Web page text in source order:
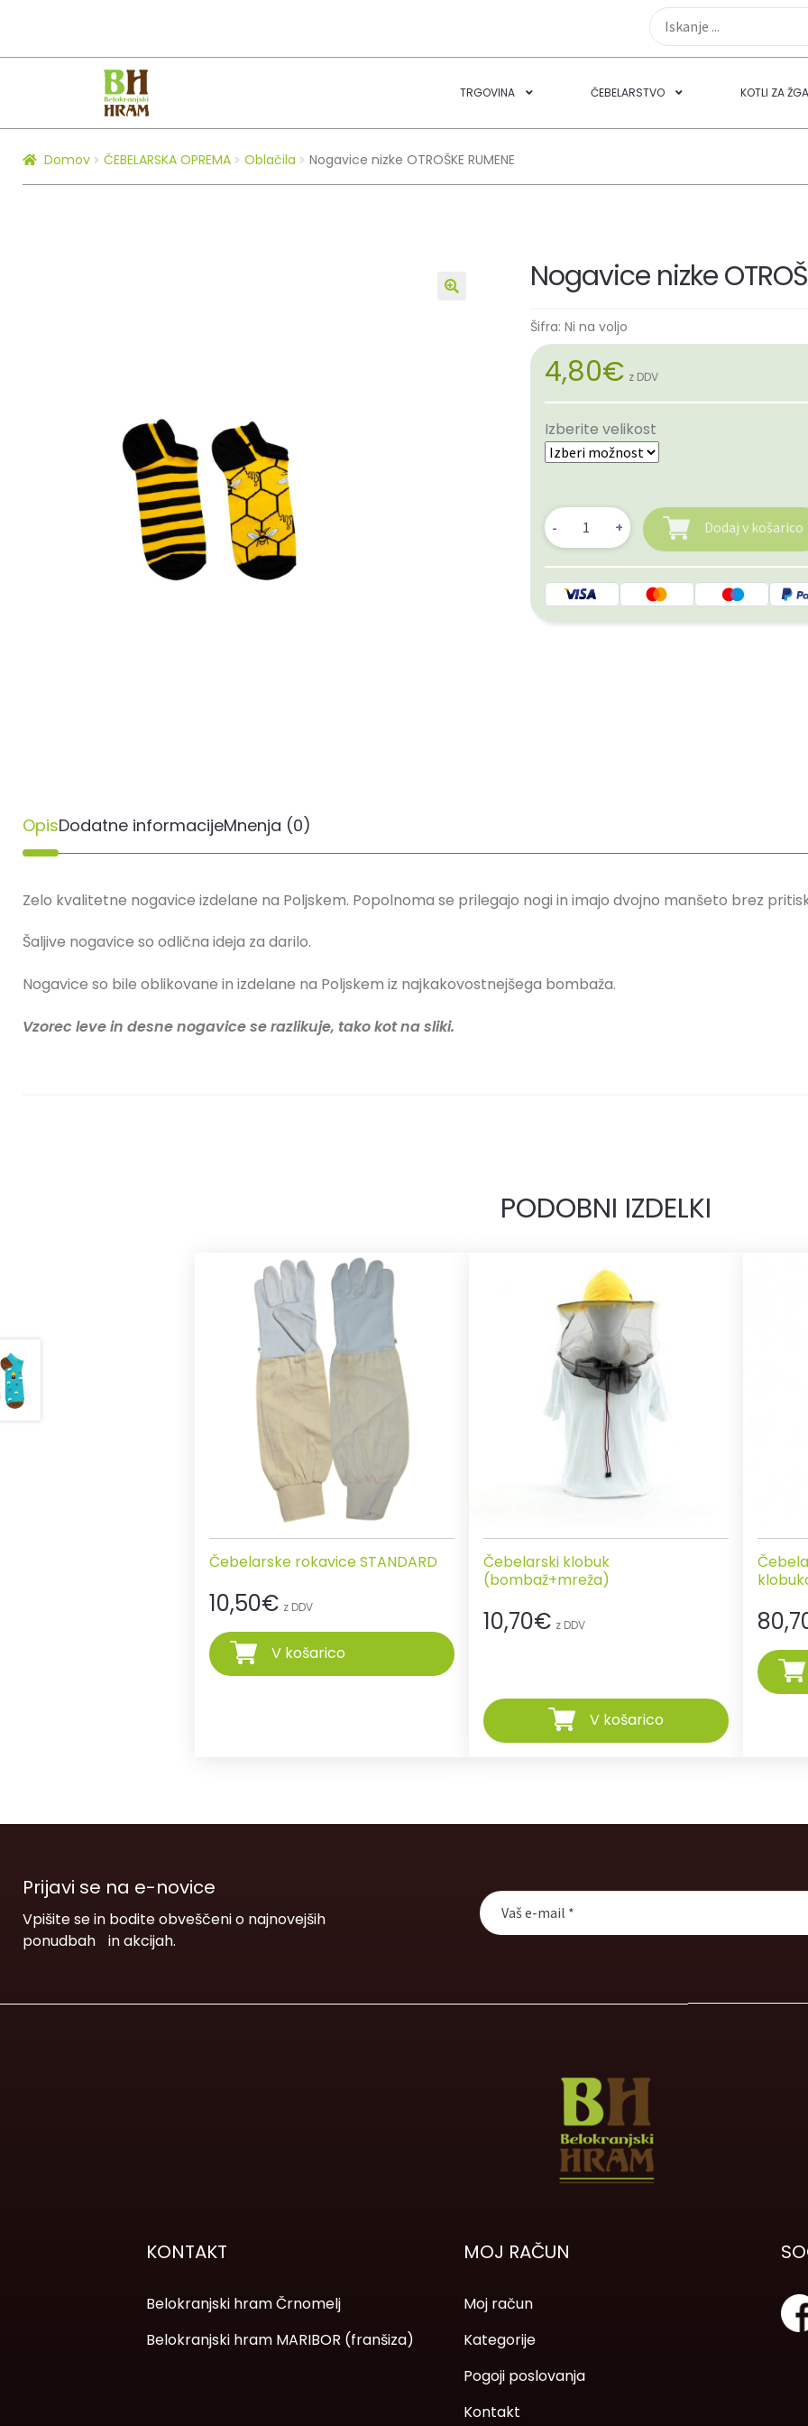
navigation
content
TRGOVINA ČEBELARSTVO KOTLI ZA
Domov ČEBELARSKA OPREMA Oblačila Nogavice nizke OTROŠKE RUMENE
Nogavice nizke
Šifra: Ni na voljo
4,80€ z DDV
Izberite velikost
Dodaj v košarico
OpisDodatne informacijeMnenja (0)
Zelo kvalitetne nogavice izdelane na Poljskem. Popolnoma se prilegajo nogi in imajo dvojno manšeto brez
Šaljive nogavice so odlična ideja za darilo.
Nogavice so bile oblikovane in izdelane na Poljskem iz najkakovostnejšega bombaža.
Vzorec leve in desne nogavice se razlikuje, tako kot na sliki.
PODOBNI IZDELKI
Čebelarske rokavice STANDARD
10,50€ z DDV
V košarico
Čebelarski klobuk
(bombaž+mreža)
10,70€ z DDV
V košarico
Prijavi se na e-novice
Vpišite se in bodite obveščeni o najnovejših
ponudbah in akcijah.
KONTAKT
Belokranjski hram Črnomelj
Belokranjski hram MARIBOR (franšiza)
MOJ RAČUN
Moj račun
Kategorije
Pogoji poslovanja
Kontakt